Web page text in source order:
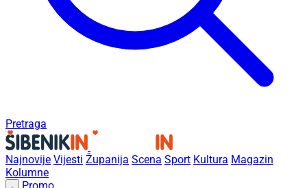
Pretraga
Najnovije Vijesti Županija Scena Sport Kultura Magazin
Kolumne